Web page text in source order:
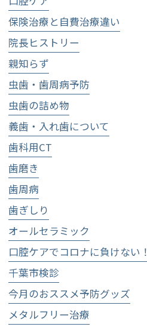
保険治療と自費治療違い
院長ヒストリー
親知らず
虫歯・歯周病予防
虫歯の詰め物
義歯・入れ歯について
歯科用CT
歯磨き
歯周病
歯ぎしり
オールセラミック
口腔ケアでコロナに負けない！
千葉市検診
今月のおススメ予防グッズ
メタルフリー治療